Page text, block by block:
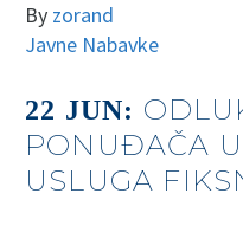
By zorand
Javne Nabavke
22 JUN:
PONUĐAČA
USLUGA